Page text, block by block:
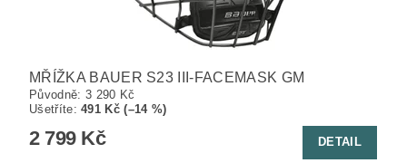
MŘÍŽKA BAUER S23 III-FACEMASK GM
Původně: 3 290 Kč
Ušetříte:491 Kč (–14 %)
2 799 Kč DETAIL